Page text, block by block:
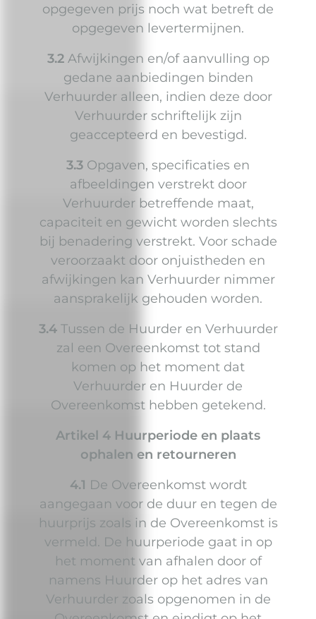
opgegeven prijs noch wat betreft de
opgegeven levertermijnen.
3.2Afwijkingen en/of aanvulling op
gedane aanbiedingen binden
Verhuurder alleen, indien deze door
Verhuurder schriftelijk zijn
geaccepteerd en bevestigd.
3.3 Opgaven, specificaties en
afbeeldingen verstrekt door
Verhuurder betreffende maat,
capaciteit en gewicht worden slechts
bij benadering verstrekt. Voor schade
veroorzaakt door onjuistheden en
afwijkingen kan Verhuurder nimmer
aansprakelijk gehouden worden.
3.4Tussen de Huurder en Verhuurder
zal een Overeenkomst tot stand
komen op het moment dat
Verhuurder en Huurder de
Overeenkomst hebben getekend.
Artikel 4 Huurperiode en plaats
ophalen en retourneren
4.1 De Overeenkomst wordt
aangegaan voor de duur en tegen de
huurprijs zoals in de Overeenkomst is
vermeld. De huurperiode gaat in op
het moment van afhalen door of
namens Huurder op het adres van
Verhuurder zoals opgenomen in de